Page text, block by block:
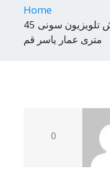
Home
Tagخدمات پس از فروش تلویزیون سونی 45
متری عمار یاسر قم
0